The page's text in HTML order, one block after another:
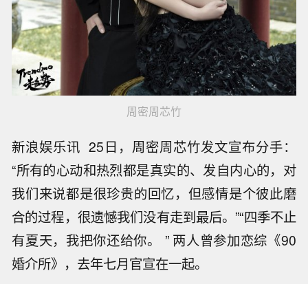
周密周芯竹
新浪娱乐讯 25日，周密周芯竹发文宣布分手：
“所有的心动和热烈都是真实的、发自内心的，对
我们来说都是很珍贵的回忆，但感情是个彼此磨
合的过程，很遗憾我们没有走到最后。”“四季不止
有夏天，我把你还给你。 ” 两人曾参加恋综《90
婚介所》，去年七月官宣在一起。